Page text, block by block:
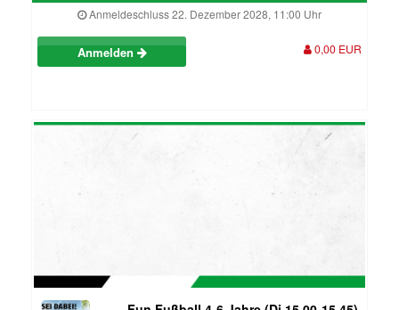
Anmeldeschluss 22. Dezember 2028, 11:00 Uhr
Anmelden 0,00 EUR